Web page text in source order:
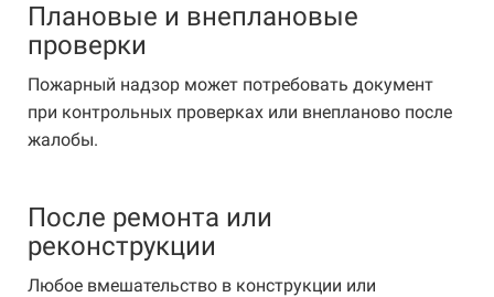
Плановые и внеплановые
проверки
Пожарный надзор может потребовать документ
при контрольных проверках или внепланово после
жалобы.
После ремонта или
реконструкции
Любое вмешательство в конструкции или